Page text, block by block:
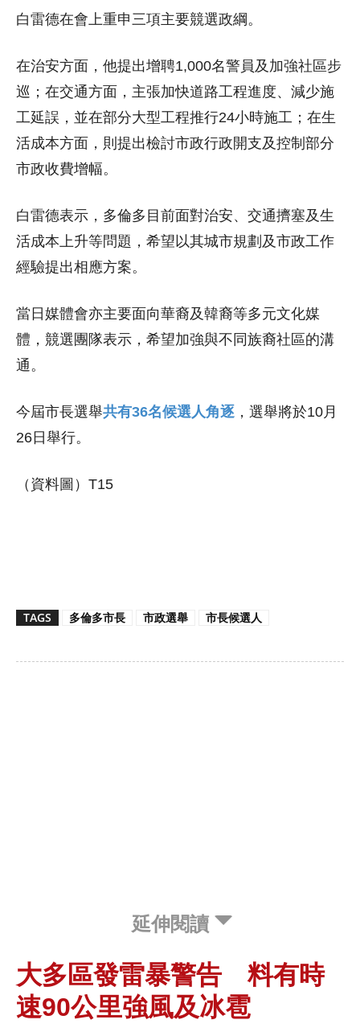
白雷德在會上重申三項主要競選政綱。
在治安方面，他提出增聘1,000名警員及加強社區步
巡；在交通方面，主張加快道路工程進度、減少施
工延誤，並在部分大型工程推行24小時施工；在生
活成本方面，則提出檢討市政行政開支及控制部分
市政收費增幅。
白雷德表示，多倫多目前面對治安、交通擠塞及生
活成本上升等問題，希望以其城市規劃及市政工作
經驗提出相應方案。
當日媒體會亦主要面向華裔及韓裔等多元文化媒
體，競選團隊表示，希望加強與不同族裔社區的溝
通。
今屆市長選舉共有36名候選人角逐 ，選舉將於10月
26日舉行。
（資料圖）T15
TAGS 多倫多市長 市政選舉 市長候選人
延伸閱讀
大多區發雷暴警告 料有時
速90公里強風及冰雹